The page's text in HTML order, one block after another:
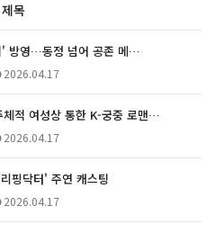
제목
' 방영…동정 넘어 공존 메…
2026.04.17
적 여성상 통한 K-궁중 로맨…
2026.04.17
핑닥터' 주연 캐스팅
2026.04.17